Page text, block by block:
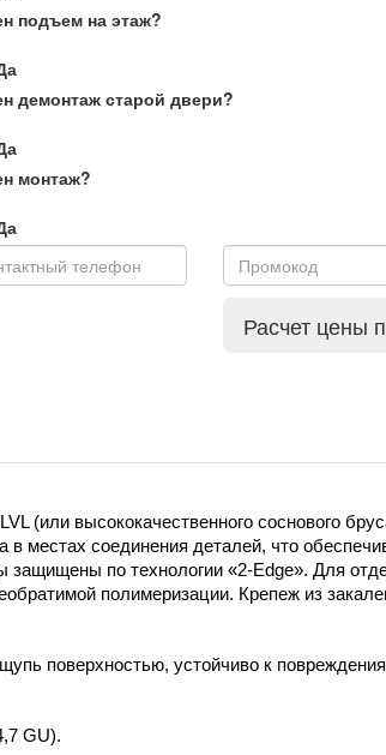
подъем на этаж?
демонтаж старой двери?
монтаж?
Расчет цены
(или высококачественного соснового
местах соединения деталей, что
защищены по технологии «2-Edge». Для
полимеризации. Крепеж из
поверхностью, устойчиво к
GU).